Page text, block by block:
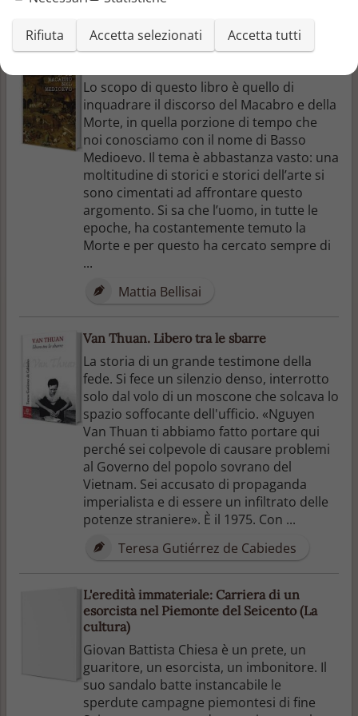
Lo scopo di questo libro è quello di
inquadrare il discorso del Macabro e della
Morte, in quella porzione di tempo che
noi conosciamo con il nome di Basso
Medioevo. Il tema è abbastanza vasto: una
moltitudine di storici e storici dell’arte si
sono cimentati ad affrontare questo
argomento. Si sa che l’uomo, in tutte le
epoche, ha costantemente temuto la
Morte e per questo ha cercato sempre di
...
Mattia Bellisai
Van Thuan. Libero tra le sbarre
La storia di un grande testimone della
fede. Si fece un silenzio denso, interrotto
solo dal volo di un moscone che solcava lo
spazio soffocante dell'ufficio. «Nguyen
Van Thuan ti abbiamo fatto portare qui
perché sei colpevole di causare problemi
al Governo del popolo sovrano del
Vietnam. Sei accusato di propaganda
imperialista e di essere un infiltrato delle
potenze straniere». È il 1975. Con ...
Teresa Gutiérrez de Cabiedes
L'eredità immateriale: Carriera di un
esorcista nel Piemonte del Seicento (La
cultura)
Giovan Battista Chiesa è un prete, un
guaritore, un esorcista, un imbonitore. Il
suo sandalo batte instancabile le
sperdute campagne piemontesi di fine
Rifiuta Accetta selezionati Accetta tutti